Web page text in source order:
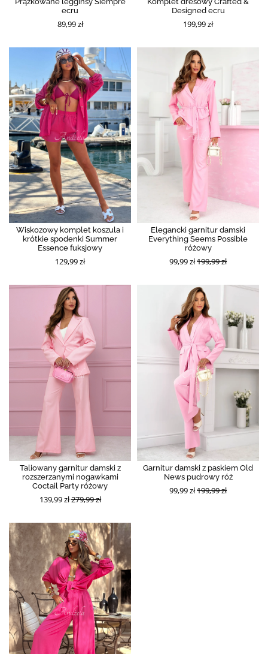
ecru
89,99 zł
Designed ecru
199,99 zł
Wiskozowy komplet koszula i
krótkie spodenki Summer
Essence fuksjowy
129,99 zł
Elegancki garnitur damski
Everything Seems Possible
różowy
99,99 zł199,99 zł
Taliowany garnitur damski z
rozszerzanymi nogawkami
Coctail Party różowy
139,99 zł279,99 zł
Garnitur damski z paskiem Old
News pudrowy róż
99,99 zł199,99 zł